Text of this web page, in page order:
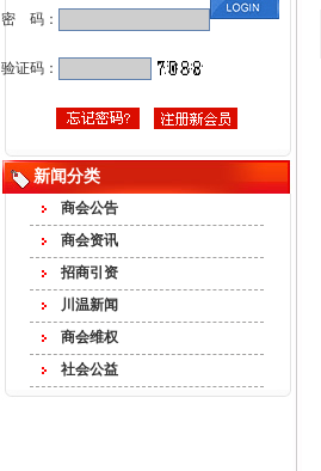
密 码：
验证码：
新闻分类
商会公告
商会资讯
招商引资
川温新闻
商会维权
社会公益